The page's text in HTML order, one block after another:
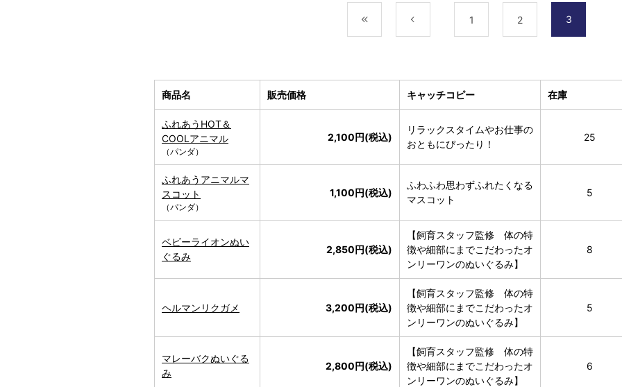
1 2 3
商品名 販売価格 キャッチコピー 在庫
ふれあうHOT＆
COOLアニマル
（パンダ）
2,100円(税込)
リラックスタイムやお仕事の
おともにぴったり！
25
ふれあうアニマルマ
スコット
（パンダ）
1,100円(税込)
ふわふわ思わずふれたくなる
マスコット
5
ベビーライオンぬい
ぐるみ
2,850円(税込)
【飼育スタッフ監修 体の特
徴や細部にまでこだわったオ
ンリーワンのぬいぐるみ】
8
ヘルマンリクガメ 3,200円(税込)
【飼育スタッフ監修 体の特
徴や細部にまでこだわったオ
ンリーワンのぬいぐるみ】
5
マレーバクぬいぐる
み
2,800円(税込)
【飼育スタッフ監修 体の特
徴や細部にまでこだわったオ
ンリーワンのぬいぐるみ】
6